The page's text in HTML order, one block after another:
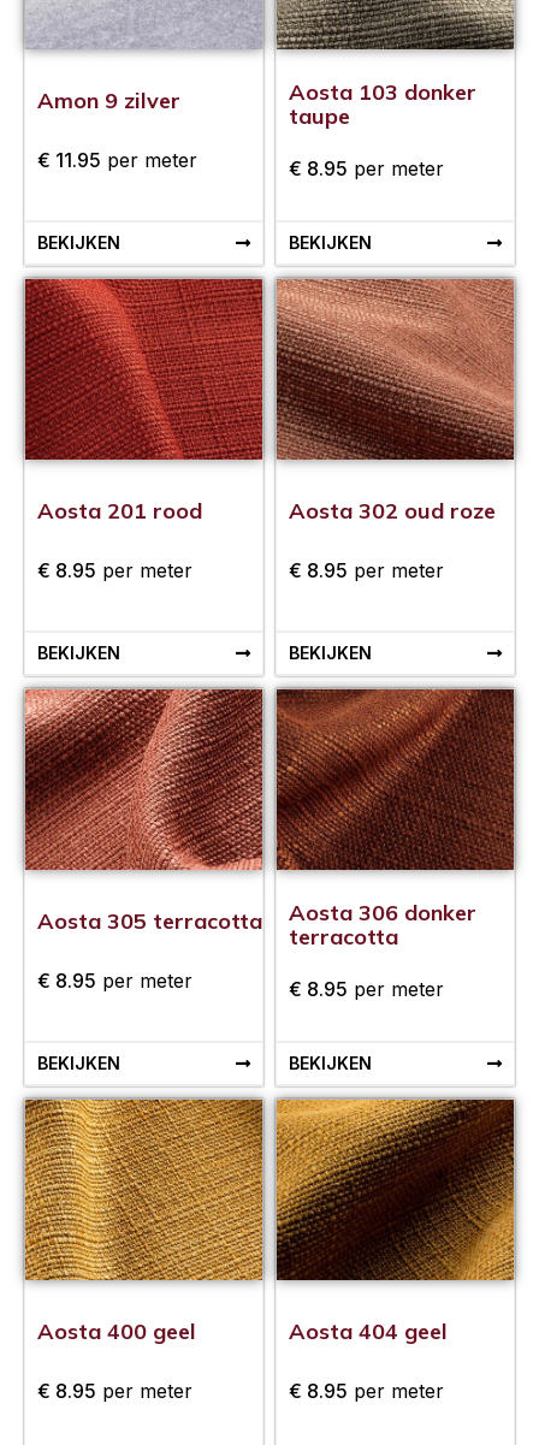
Amon 9 zilver
€ 11.95 per meter
BEKIJKEN
Aosta 103 donker
taupe
€ 8.95 per meter
BEKIJKEN
Aosta 201 rood
€ 8.95 per meter
BEKIJKEN
Aosta 302 oud roze
€ 8.95 per meter
BEKIJKEN
Aosta 305 terracotta
€ 8.95 per meter
BEKIJKEN
Aosta 306 donker
terracotta
€ 8.95 per meter
BEKIJKEN
Aosta 400 geel
€ 8.95 per meter
Aosta 404 geel
€ 8.95 per meter